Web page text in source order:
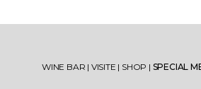
WINE BAR | VISITE | SHOP | SPECIAL